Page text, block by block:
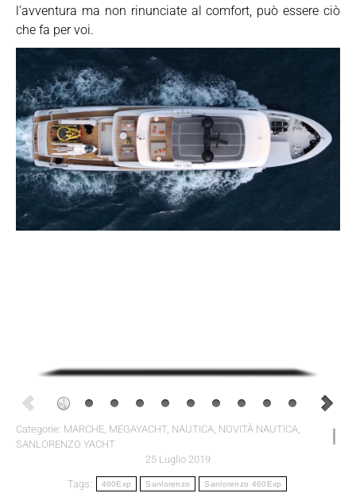
l’avventura ma non rinunciate al comfort, può essere ciò
che fa per voi.
Categorie: MARCHE, MEGAYACHT, NAUTICA, NOVITÀ NAUTICA,
SANLORENZO YACHT
25 Luglio 2019
Tags: 460Exp Sanlorenzo Sanlorenzo 460Exp